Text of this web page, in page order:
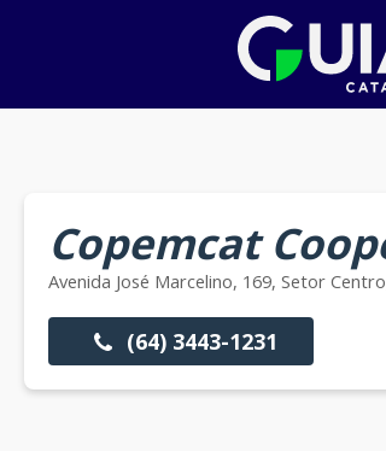
Copemcat
Avenida José Marcelino, 169, Setor
(64) 3443-1231